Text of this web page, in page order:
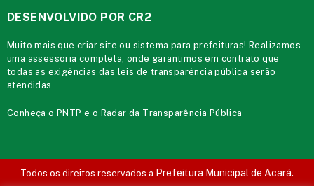
DESENVOLVIDO POR CR2
Muito mais quecriar site ou sistema para prefeituras! Realizamos
uma assessoria completa, onde garantimos em contrato que
todas as exigências das leis de transparência pública serão
atendidas.
Conheça oPNTP e o Radar da Transparência Pública
Todos os direitos reservados a Prefeitura Municipal de Acará.